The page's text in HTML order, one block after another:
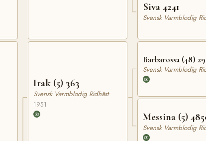
Irak (5) 363
Svensk Varmblodig Ridhäst
1951
Siva 4241
Svensk Varmblodig
Barbarossa (48)
Svensk Varmblodig
Messina (5)
Svensk Varmblodig